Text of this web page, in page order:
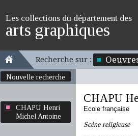
Les collections du département des
arts graphiques
Recherche sur :
Nouvelle recherche
CHAPU Henri
Michel Antoine
CHAPU
Ecole française
Scène religieuse